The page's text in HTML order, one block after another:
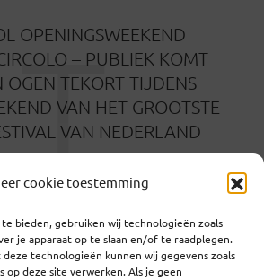
cookie toestemming
bieden, gebruiken wij technologieën zoals
je apparaat op te slaan en/of te raadplegen.
technologieën kunnen wij gegevens zoals
op deze site verwerken. Als je geen
OPENINGSWEEKEND
– PUBLIEK KOMT
OGEN TEKORT TIJDENS
VAN HET GROOTSTE
VAN NEDERLAND
T